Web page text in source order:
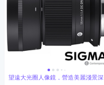
望遠大光圈人像鏡，營造美麗淺景深